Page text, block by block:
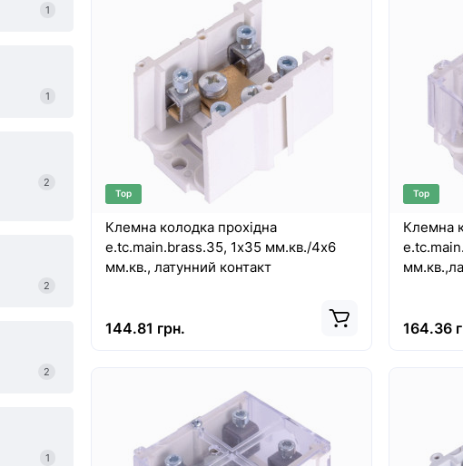
1
1
2
2
2
1
Top
Клемна колодка прохідна
e.tc.main.brass.35, 1х35 мм.кв./4х6
мм.кв., латунний контакт
144.81 грн.
Top
Клемна
164.36